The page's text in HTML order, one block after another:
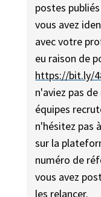
postes
vous avez
avec votre
eu raison de
https://bit.ly/
n'aviez pas
équipes
n'hésitez pas
sur la
numéro de
vous avez
les relancer.